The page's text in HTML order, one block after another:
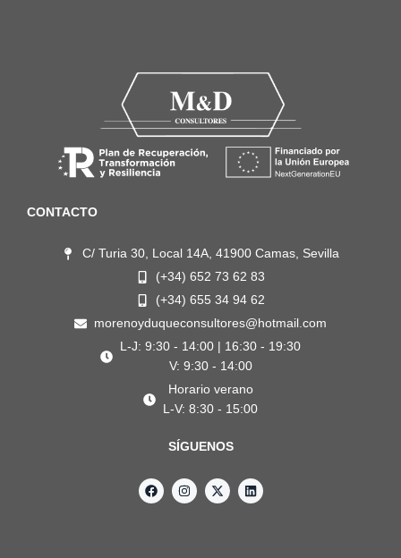
CONTACTO
C/ Turia 30, Local 14A, 41900 Camas, Sevilla
(+34) 652 73 62 83
(+34) 655 34 94 62
morenoyduqueconsultores@hotmail.com
L-J: 9:30 - 14:00 | 16:30 - 19:30
V: 9:30 - 14:00
Horario verano
L-V: 8:30 - 15:00
SÍGUENOS
F
a
I
n
X
-
L
i